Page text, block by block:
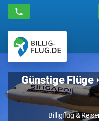
Günstige
Billigflug &